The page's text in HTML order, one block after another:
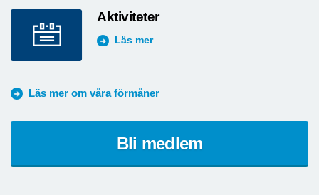
Aktiviteter
Läs mer
Läs mer om våra förmåner
Bli medlem